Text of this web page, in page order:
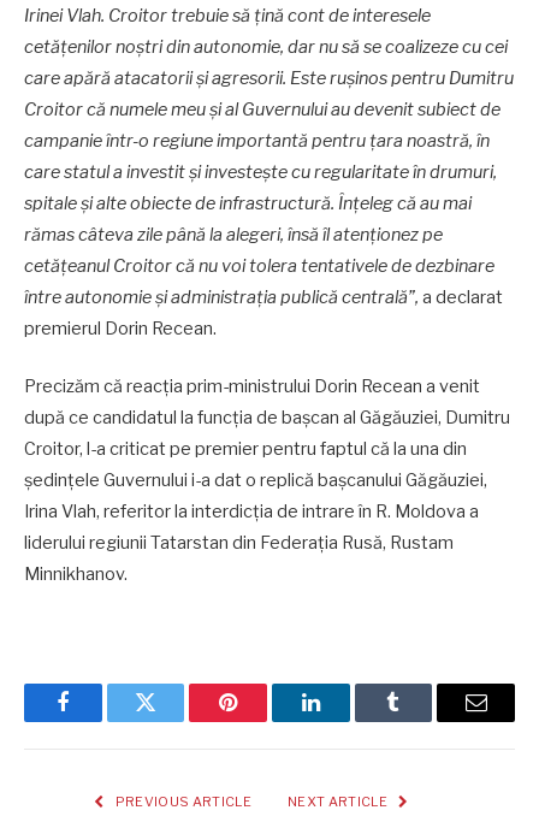
Irinei Vlah. Croitor trebuie să țină cont de interesele
cetățenilor noștri din autonomie, dar nu să se coalizeze cu cei
care apără atacatorii și agresorii. Este rușinos pentru Dumitru
Croitor că numele meu și al Guvernului au devenit subiect de
campanie într-o regiune importantă pentru țara noastră, în
care statul a investit și investește cu regularitate în drumuri,
spitale și alte obiecte de infrastructură. Înțeleg că au mai
rămas câteva zile până la alegeri, însă îl atenționez pe
cetățeanul Croitor că nu voi tolera tentativele de dezbinare
între autonomie și administrația publică centrală”, a declarat
premierul Dorin Recean.
Precizăm că reacția prim-ministrului Dorin Recean a venit
după ce candidatul la funcția de bașcan al Găgăuziei, Dumitru
Croitor, l-a criticat pe premier pentru faptul că la una din
ședințele Guvernului i-a dat o replică bașcanului Găgăuziei,
Irina Vlah, referitor la interdicția de intrare în R. Moldova a
liderului regiunii Tatarstan din Federația Rusă, Rustam
Minnikhanov.
FacebookTwitter Pinterest LinkedInTumblr Email
PREVIOUS ARTICLE NEXT ARTICLE